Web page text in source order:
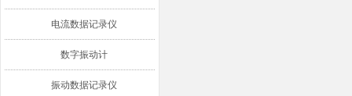
电流数据记录仪
数字振动计
振动数据记录仪